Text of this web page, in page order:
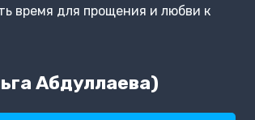
время для прощения и любви к
Абдуллаева)